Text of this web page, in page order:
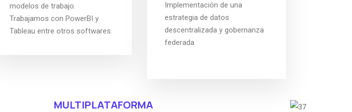
modelos de trabajo.
Trabajamos con PowerBI y
Tableau entre otros softwares.
Implementación de una
estrategia de datos
descentralizada y gobernanza
federada
MULTIPLATAFORMA